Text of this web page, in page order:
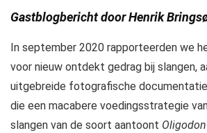
Gastblogbericht door Henrik
In september 2020 rapporteerden we
voor nieuw ontdekt gedrag bij slangen,
uitgebreide fotografische
die een macabere voedingsstrategie
slangen van de soort aantoont